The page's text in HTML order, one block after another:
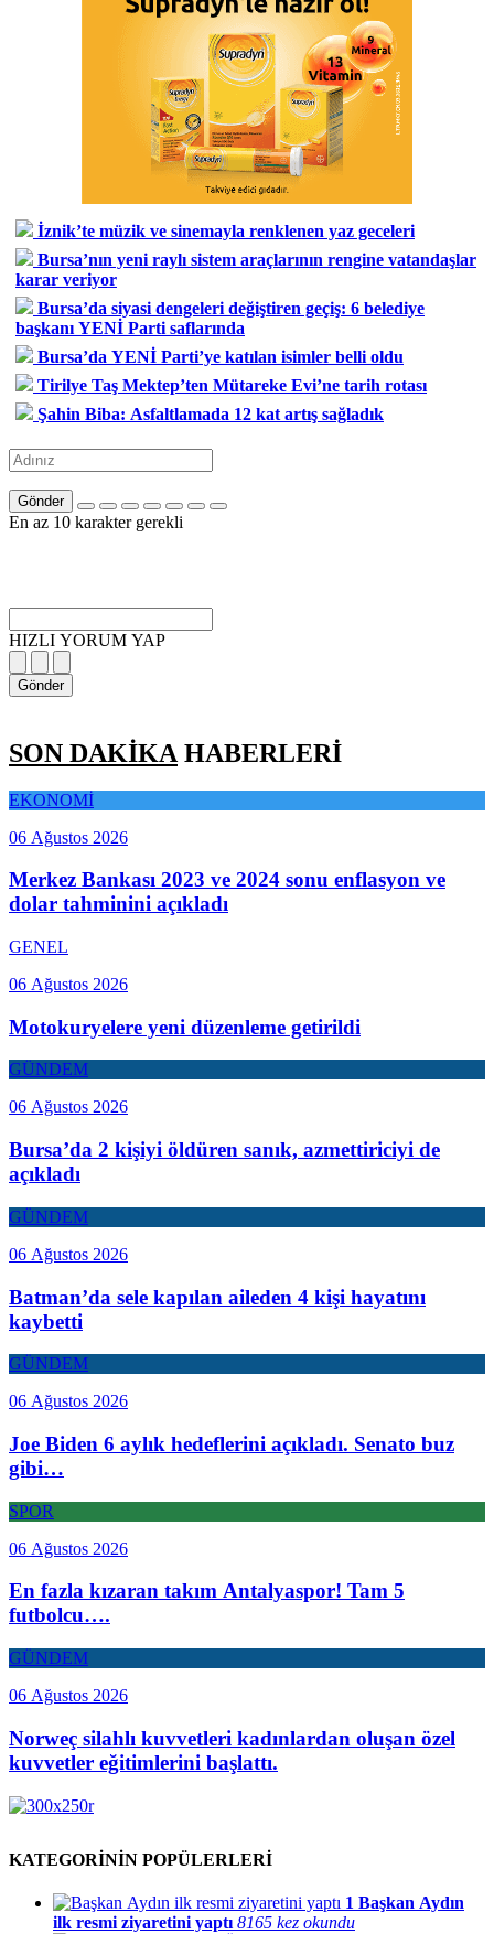
İznik’te müzik ve sinemayla renklenen yaz geceleri
Bursa’nın yeni raylı sistem araçlarının rengine vatandaşlar
karar veriyor
Bursa’da siyasi dengeleri değiştiren geçiş: 6 belediye
başkanı YENİ Parti saflarında
Bursa’da YENİ Parti’ye katılan isimler belli oldu
Tirilye Taş Mektep’ten Mütareke Evi’ne tarih rotası
Şahin Biba: Asfaltlamada 12 kat artış sağladık
Gönder
En az 10 karakter gerekli
HIZLI YORUM YAP
Gönder
SON DAKİKA HABERLERİ
EKONOMİ
06 Ağustos 2026
Merkez Bankası 2023 ve 2024 sonu enflasyon ve
dolar tahminini açıkladı
GENEL
06 Ağustos 2026
Motokuryelere yeni düzenleme getirildi
GÜNDEM
06 Ağustos 2026
Bursa’da 2 kişiyi öldüren sanık, azmettiriciyi de
açıkladı
GÜNDEM
06 Ağustos 2026
Batman’da sele kapılan aileden 4 kişi hayatını
kaybetti
GÜNDEM
06 Ağustos 2026
Joe Biden 6 aylık hedeflerini açıkladı. Senato buz
gibi…
SPOR
06 Ağustos 2026
En fazla kızaran takım Antalyaspor! Tam 5
futbolcu….
GÜNDEM
06 Ağustos 2026
Norweç silahlı kuvvetleri kadınlardan oluşan özel
kuvvetler eğitimlerini başlattı.
KATEGORİNİN POPÜLERLERİ
1 Başkan Aydın
ilk resmi ziyaretini yaptı 8165 kez okundu